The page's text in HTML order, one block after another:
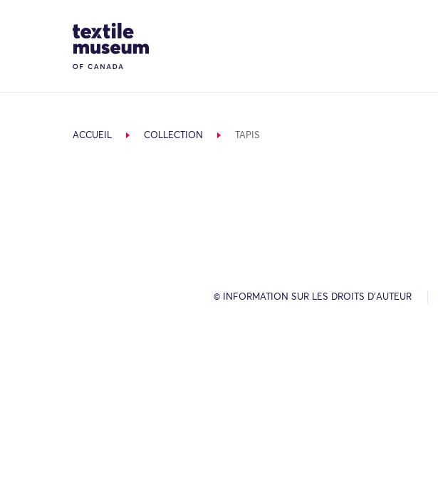
Site Logo
ACCUEIL COLLECTION TAPIS
© INFORMATION SUR LES DROITS D’AUTEUR